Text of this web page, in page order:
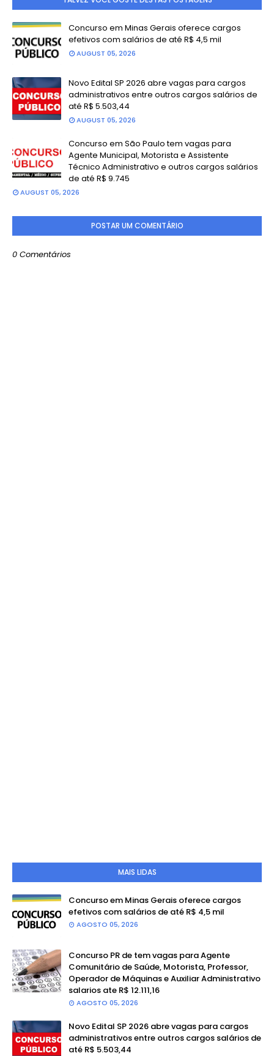
Concurso em Minas Gerais oferece cargos
efetivos com salários de até R$ 4,5 mil
AUGUST 05, 2026
Novo Edital SP 2026 abre vagas para cargos
administrativos entre outros cargos salários de
até R$ 5.503,44
AUGUST 05, 2026
Concurso em São Paulo tem vagas para
Agente Municipal, Motorista e Assistente
Técnico Administrativo e outros cargos salários
de até R$ 9.745
AUGUST 05, 2026
POSTAR UM COMENTÁRIO
0 Comentários
MAIS LIDAS
Concurso em Minas Gerais oferece cargos
efetivos com salários de até R$ 4,5 mil
AGOSTO 05, 2026
Concurso PR de tem vagas para Agente
Comunitário de Saúde, Motorista, Professor,
Operador de Máquinas e Auxiliar Administrativo
salarios ate R$ 12.111,16
AGOSTO 05, 2026
Novo Edital SP 2026 abre vagas para cargos
administrativos entre outros cargos salários de
até R$ 5.503,44